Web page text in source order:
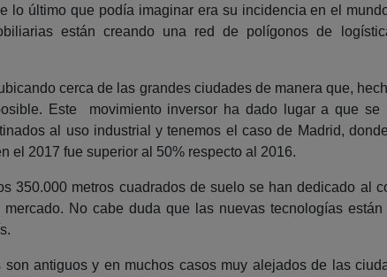
lo último que podía imaginar era su incidencia en el
están creando una red de polígonos de
cerca de las grandes ciudades de manera que,
Este movimiento inversor ha dado lugar a que se
al uso industrial y tenemos el caso de Madrid,
el 2017 fue superior al 50% respecto al 2016.
350.000 metros cuadrados de suelo se han dedicado al
No cabe duda que las nuevas tecnologías
antiguos y en muchos casos muy alejados de las